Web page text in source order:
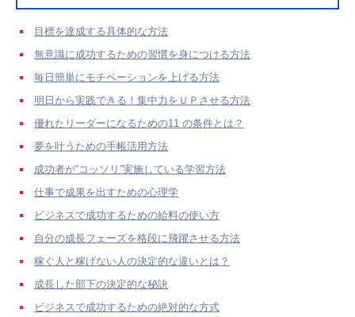
目標を達成する具体的な方法
無意識に成功するための習慣を身につける方法
毎日簡単にモチベーションを上げる方法
明日から実践できる！集中力をＵＰさせる方法
優れたリーダーになるための11 の条件とは？
夢を叶うための手帳活用方法
成功者が“コッソリ”実施している学習方法
仕事で成果を出すための心理学
ビジネスで成功するための給料の使い方
自分の成長フェーズを格段に飛躍させる方法
稼ぐ人と稼げない人の決定的な違いとは？
成長した部下の決定的な秘訣
ビジネスで成功するための絶対的な方式